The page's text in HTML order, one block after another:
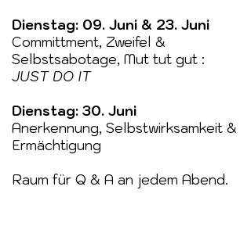
Dienstag: 09. Juni & 23. Juni
Committment, Zweifel &
Selbstsabotage, Mut tut gut :
JUST DO IT
Dienstag: 30. Juni
Anerkennung, Selbstwirksamkeit &
Ermächtigung
Raum für Q & A an jedem Abend.